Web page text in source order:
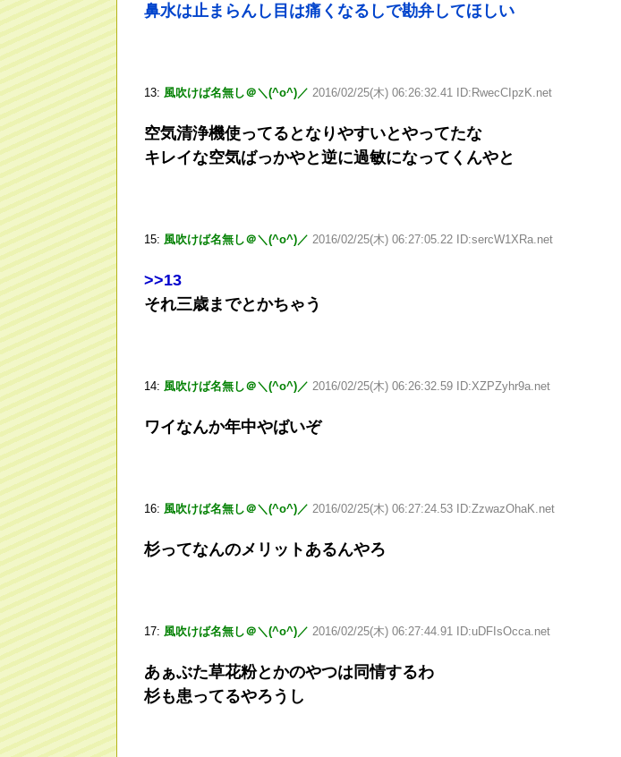
鼻水は止まらんし目は痛くなるしで勘弁してほしい
13: 風吹けば名無し＠＼(^o^)／ 2016/02/25(木) 06:26:32.41 ID:RwecCIpzK.net
空気清浄機使ってるとなりやすいとやってたな
キレイな空気ばっかやと逆に過敏になってくんやと
15: 風吹けば名無し＠＼(^o^)／ 2016/02/25(木) 06:27:05.22 ID:sercW1XRa.net
>>13
それ三歳までとかちゃう
14: 風吹けば名無し＠＼(^o^)／ 2016/02/25(木) 06:26:32.59 ID:XZPZyhr9a.net
ワイなんか年中やばいぞ
16: 風吹けば名無し＠＼(^o^)／ 2016/02/25(木) 06:27:24.53 ID:ZzwazOhaK.net
杉ってなんのメリットあるんやろ
17: 風吹けば名無し＠＼(^o^)／ 2016/02/25(木) 06:27:44.91 ID:uDFIsOcca.net
あぁぶた草花粉とかのやつは同情するわ
杉も患ってるやろうし